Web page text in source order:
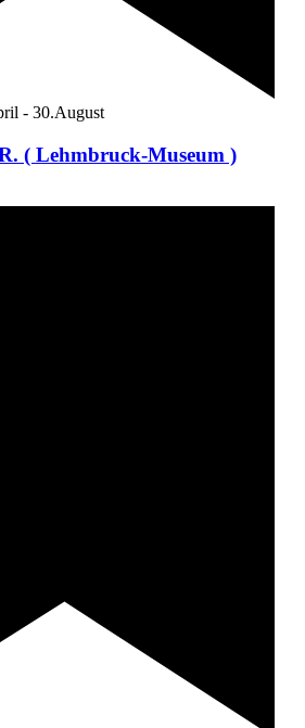
- 30.August
( Lehmbruck-Museum )